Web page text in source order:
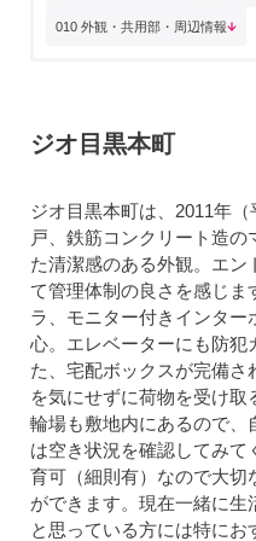
010 外観・共用部・周辺情報
ジオ目黒本町
ジオ目黒本町は、2011年
戸、鉄筋コンクリート造
た清潔感のある外観。エン
て管理体制の良さを感じま
ラ、モニター付きインター
心。エレベーターにも防犯
た、宅配ボックスが完備さ
を気にせずに荷物を受け
輪場も敷地内にあるので、
は空き状況を確認してみて
育可（細則有）なので大切
ができます。現在一緒に生
と思っている方には特にお